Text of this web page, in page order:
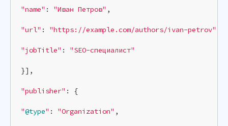
"name" : "Иван Петров" ,
"url" : "https://example.com/authors/ivan-petrov"
"jobTitle" : "SEO-специалист"
}],
"publisher" : {
"@type" : "Organization" ,